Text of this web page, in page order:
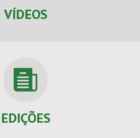
VÍDEOS
EDIÇÕES